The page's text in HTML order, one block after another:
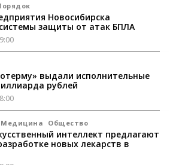
Новосибирска
защиты от атак БПЛА
выдали исполнительные
рублей
Медицина Общество
интеллект предлагают
новых лекарств в